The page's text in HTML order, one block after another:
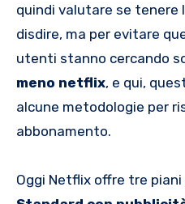
quindi valutare se tenere
disdire, ma per evitare
utenti stanno cercando
meno netflix, e qui,
alcune metodologie per
abbonamento.
Oggi Netflix offre tre